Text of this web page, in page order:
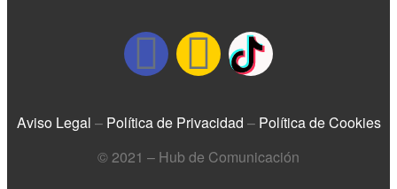
Aviso Legal – Política de Privacidad – Política de Cookies
© 2021 – Hub de Comunicación